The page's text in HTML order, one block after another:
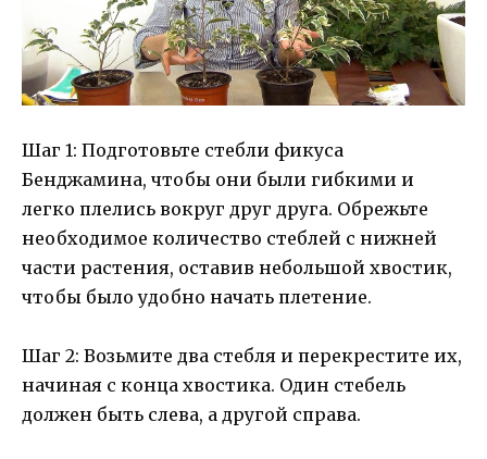
Шаг 1: Подготовьте стебли фикуса
Бенджамина, чтобы они были гибкими и
легко плелись вокруг друг друга. Обрежьте
необходимое количество стеблей с нижней
части растения, оставив небольшой хвостик,
чтобы было удобно начать плетение.
Шаг 2: Возьмите два стебля и перекрестите их,
начиная с конца хвостика. Один стебель
должен быть слева, а другой справа.